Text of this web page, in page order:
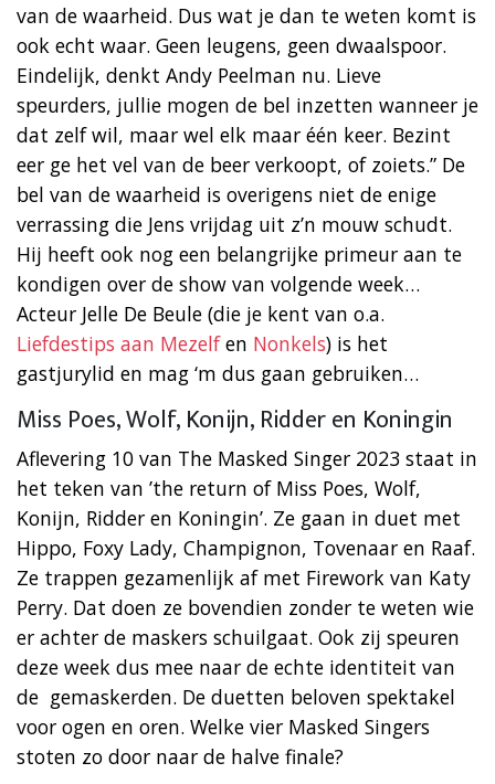
van de waarheid. Dus wat je dan te weten komt is
ook echt waar. Geen leugens, geen dwaalspoor.
Eindelijk, denkt Andy Peelman nu. Lieve
speurders, jullie mogen de bel inzetten wanneer je
dat zelf wil, maar wel elk maar één keer. Bezint
eer ge het vel van de beer verkoopt, of zoiets.” De
bel van de waarheid is overigens niet de enige
verrassing die Jens vrijdag uit z’n mouw schudt.
Hij heeft ook nog een belangrijke primeur aan te
kondigen over de show van volgende week…
Acteur Jelle De Beule (die je kent van o.a.
Liefdestips aan Mezelfen Nonkels) is het
gastjurylid en mag ‘m dus gaan gebruiken…
Miss Poes, Wolf, Konijn, Ridder en Koningin
Aflevering 10 van The Masked Singer 2023 staat in
het teken van ’the return of Miss Poes, Wolf,
Konijn, Ridder en Koningin’. Ze gaan in duet met
Hippo, Foxy Lady, Champignon, Tovenaar en Raaf.
Ze trappen gezamenlijk af met Firework van Katy
Perry. Dat doen ze bovendien zonder te weten wie
er achter de maskers schuilgaat. Ook zij speuren
deze week dus mee naar de echte identiteit van
de gemaskerden. De duetten beloven spektakel
voor ogen en oren. Welke vier Masked Singers
stoten zo door naar de halve finale?